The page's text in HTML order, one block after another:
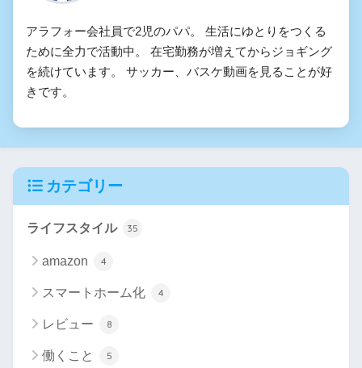
アラフォー会社員で2児のパパ。 生活にゆとりをつくる
ために全力で活動中。 在宅勤務が増えてからジョギング
を続けています。 サッカー、バスケ動画を見ることが好
きです。
カテゴリー
ライフスタイル 35
amazon 4
スマートホーム化 4
レビュー 8
働くこと 5